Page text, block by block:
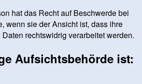
hat das Recht auf Beschwerde bei
wenn sie der Ansicht ist, dass ihre
rechtswidrig verarbeitet werden.
Aufsichtsbehörde ist: